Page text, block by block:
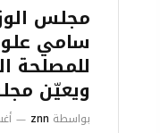
مجلس
سامي
للمصلحة
ويعيّن
بواسطة znn